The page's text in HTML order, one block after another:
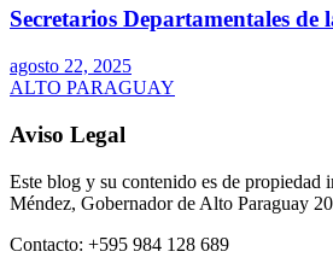
Secretarios Departamentales de
agosto 22, 2025
ALTO PARAGUAY
Aviso Legal
Este blog y su contenido es de propiedad
Méndez, Gobernador de Alto Paraguay
Contacto: +595 984 128 689